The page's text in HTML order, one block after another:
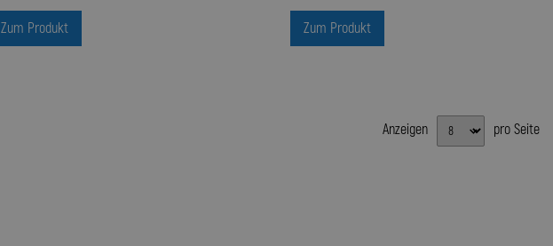
Zum Produkt Zum Produkt
Anzeigen pro Seite